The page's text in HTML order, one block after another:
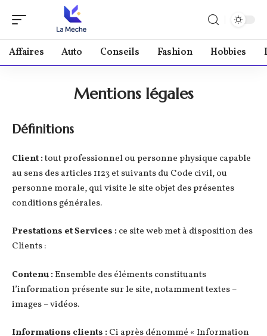
Affaires Auto Conseils Fashion Hobbies
Mentions légales
Définitions
Client :tout professionnel ou personne physique capable
au sens des articles 1123 et suivants du Code civil, ou
personne morale, qui visite le site objet des présentes
conditions générales.
Prestations et Services : ce site web met à disposition des
Clients :
Contenu : Ensemble des éléments constituants
l’information présente sur le site, notamment textes –
images – vidéos.
Informations clients : Ci après dénommé « Information